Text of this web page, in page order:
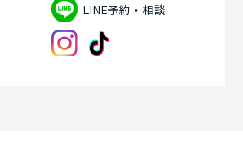
LINE予約・相談